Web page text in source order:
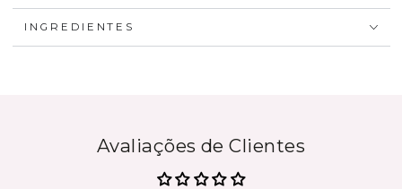
INGREDIENTES
Avaliações de Clientes